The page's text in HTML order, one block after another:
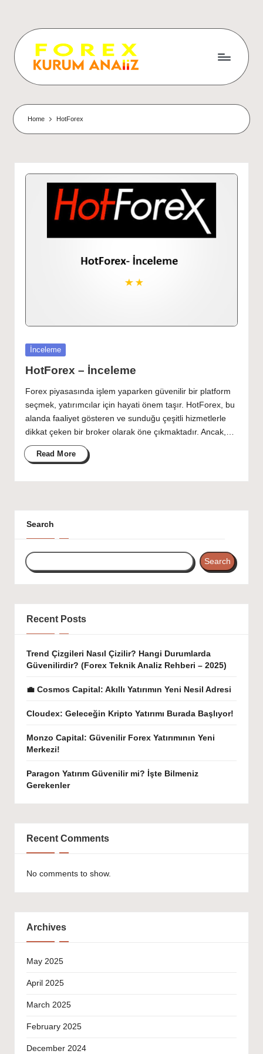
Home HotForex
Posted
İnceleme
HotForex – İnceleme
Forex piyasasında işlem yaparken güvenilir bir platform
seçmek, yatırımcılar için hayati önem taşır. HotForex, bu
alanda faaliyet gösteren ve sunduğu çeşitli hizmetlerle
dikkat çeken bir broker olarak öne çıkmaktadır. Ancak,…
Read More
Search
Search
Recent Posts
Trend Çizgileri Nasıl Çizilir? Hangi Durumlarda
Güvenilirdir? (Forex Teknik Analiz Rehberi – 2025)
💼 Cosmos Capital: Akıllı Yatırımın Yeni Nesil Adresi
Cloudex: Geleceğin Kripto Yatırımı Burada Başlıyor!
Monzo Capital: Güvenilir Forex Yatırımının Yeni
Merkezi!
Paragon Yatırım Güvenilir mi? İşte Bilmeniz
Gerekenler
Recent Comments
No comments to show.
Archives
May 2025
April 2025
March 2025
February 2025
December 2024